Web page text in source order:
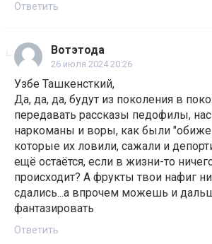
Ответить
Вотэтода
26 июля 2024 20:26
Узбе Ташкенсткий,
Да, да, да, будут из поколения в
передавать рассказы педофилы,
наркоманы и воры, как были
которые их ловили, сажали и
ещё остаётся, если в жизни-то
происходит? А фрукты твои нафиг
сдались...а впрочем можешь и
фантазировать
Ответить